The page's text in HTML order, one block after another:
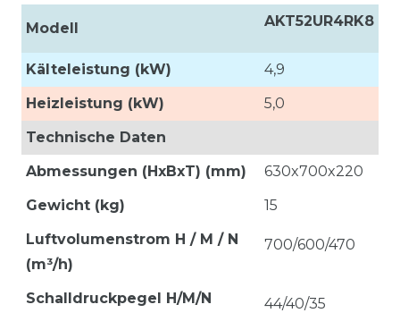
Modell AKT52UR4RK8
Kälteleistung (kW)
4,9
Heizleistung (kW)
5,0
Technische Daten
Abmessungen (HxBxT) (mm)
630x700x220
Gewicht (kg)
15
Luftvolumenstrom H / M / N
(m³/h)
700/600/470
Schalldruckpegel H/M/N
44/40/35